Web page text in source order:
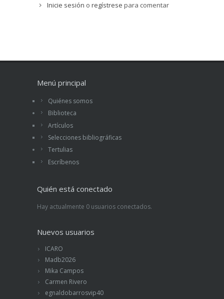
Inicie sesión o regístrese para comentar
Menú principal
Quiénes somos
Biblioteca
Artículos
Selecciones bibliográficas
Tertulias
Escríbenos
Quién está conectado
Hay actualmente 0 usuarios conectados.
Nuevos usuarios
ICARO
Madb2026
Mika Campos
Carmen Rivero
egnaldobarrosvip40